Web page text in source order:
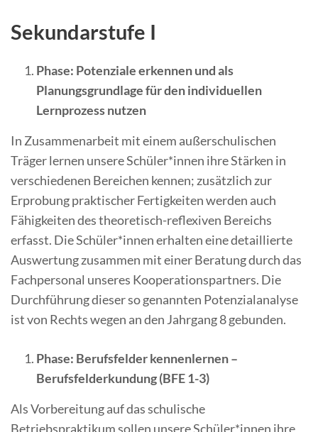
Sekundarstufe I
Phase: Potenziale erkennen und als
Planungsgrundlage für den individuellen
Lernprozess nutzen
In Zusammenarbeit mit einem außerschulischen
Träger lernen unsere Schüler*innen ihre Stärken in
verschiedenen Bereichen kennen; zusätzlich zur
Erprobung praktischer Fertigkeiten werden auch
Fähigkeiten des theoretisch-reflexiven Bereichs
erfasst. Die Schüler*innen erhalten eine detaillierte
Auswertung zusammen mit einer Beratung durch das
Fachpersonal unseres Kooperationspartners. Die
Durchführung dieser so genannten Potenzialanalyse
ist von Rechts wegen an den Jahrgang 8 gebunden.
Phase: Berufsfelder kennenlernen –
Berufsfelderkundung (BFE 1-3)
Als Vorbereitung auf das schulische
Betriebspraktikum sollen unsere Schüler*innen ihre